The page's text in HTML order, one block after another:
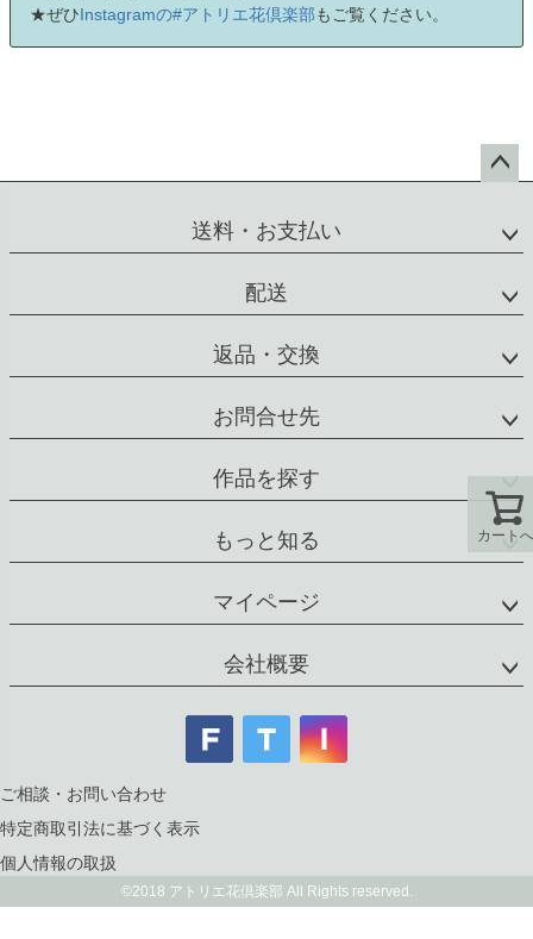
★ぜひInstagramの#アトリエ花倶楽部もご覧ください。
ップ
送料・お支払い
配送
返品・交換
お問合せ先
作品を探す
もっと知る
マイページ
会社概要
ご相談・お問い合わせ
特定商取引法に基づく表示
個人情報の取扱
©2018 アトリエ花倶楽部 All Rights reserved.
カートへ